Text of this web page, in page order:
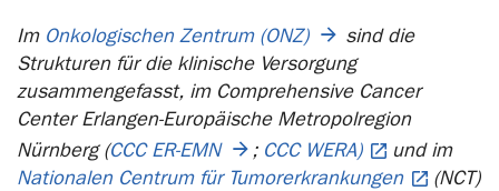
Im Onkologischen Zentrum (ONZ)
sind die
Strukturen für die klinische Versorgung
zusammengefasst, im Comprehensive Cancer
Center Erlangen-Europäische Metropolregion
Nürnberg (CCC ER-EMN ; CCC WERA)
und im
Nationalen Centrum für Tumorerkrankungen
(NCT)